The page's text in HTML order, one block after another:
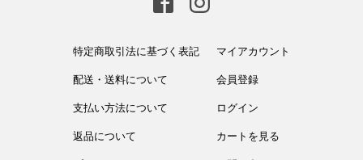
特定商取引法に基づく表記
配送・送料について
支払い方法について
返品について
マイアカウント
会員登録
ログイン
カートを見る